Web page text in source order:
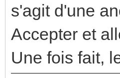
s'agit d'une
Accepter et
Une fois fait,